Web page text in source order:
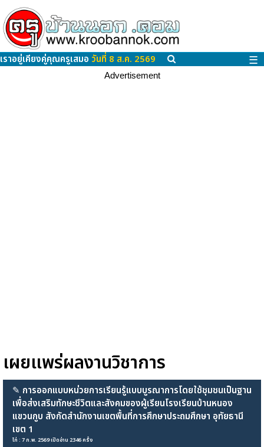
เราอยู่เคียงคู่คุณครูเสมอ วันที่ 8 ส.ค. 2569 ☰
Advertisement
เผยแพร่ผลงานวิชาการ
✎ การออกแบบหน่วยการเรียนรู้แบบบูรณาการโดยใช้ชุมชนเป็นฐาน
เพื่อส่งเสริมทักษะชีวิตและสังคมของผู้เรียนโรงเรียนบ้านหนอง
แขวนกูบ สังกัดสำนักงานเขตพื้นที่การศึกษาประถมศึกษา อุทัยธานี
เขต 1
ไก่ : 7 ก.พ. 2569 เปิดอ่าน 2346 ครั้ง